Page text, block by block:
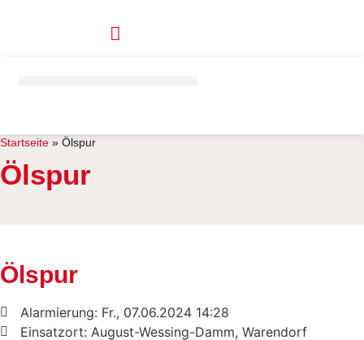
Startseite » Ölspur
Ölspur
Ölspur
Alarmierung: Fr., 07.06.2024 14:28
Einsatzort: August-Wessing-Damm, Warendorf